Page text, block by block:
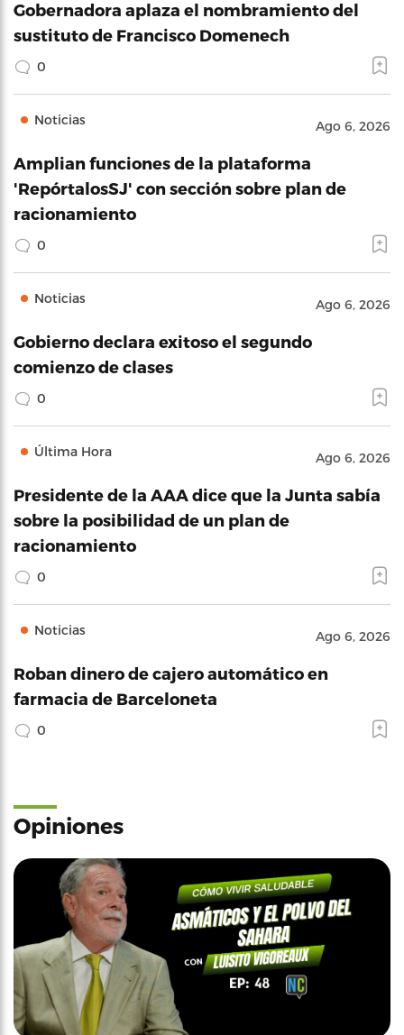
Gobernadora aplaza el nombramiento del
sustituto de Francisco Domenech
0
Noticias Ago 6, 2026
Amplian funciones de la plataforma
'RepórtalosSJ' con sección sobre plan de
racionamiento
0
Noticias Ago 6, 2026
Gobierno declara exitoso el segundo
comienzo de clases
0
Última Hora Ago 6, 2026
Presidente de la AAA dice que la Junta sabía
sobre la posibilidad de un plan de
racionamiento
0
Noticias Ago 6, 2026
Roban dinero de cajero automático en
farmacia de Barceloneta
0
Opiniones